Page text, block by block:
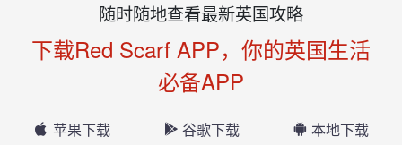
随时随地查看最新英国攻略
下载Red Scarf APP，你的英国生活
必备APP
苹果下载 谷歌下载 本地下载